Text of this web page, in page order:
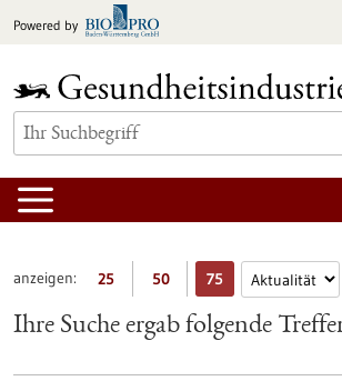
Inhalt
Powered by
anzeigen: 25 50 75
Ihre Suche ergab folgende